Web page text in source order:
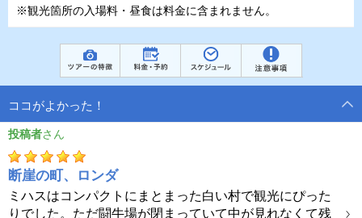
※観光箇所の入場料・昼食は料金に含まれません。
ココがよかった！
投稿者
断崖の町、ロンダ
ミハスはコンパクトにまとまった白い村で観光にぴった
りでした。ただ闘牛場が閉まっていて中が見れなくて残